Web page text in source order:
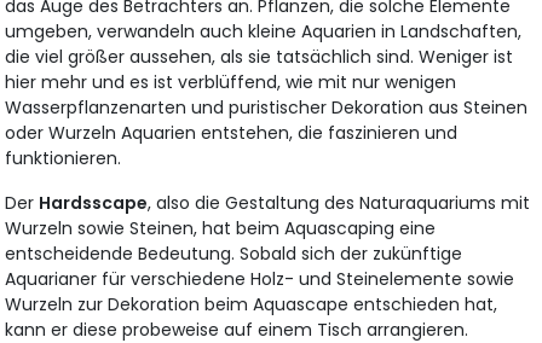
das Auge des Betrachters an. Pflanzen, die solche Elemente
umgeben, verwandeln auch kleine Aquarien in Landschaften,
die viel größer aussehen, als sie tatsächlich sind. Weniger ist
hier mehr und es ist verblüffend, wie mit nur wenigen
Wasserpflanzenarten und puristischer Dekoration aus Steinen
oder Wurzeln Aquarien entstehen, die faszinieren und
funktionieren.
Der Hardsscape, also die Gestaltung des Naturaquariums mit
Wurzeln sowie Steinen, hat beim Aquascaping eine
entscheidende Bedeutung. Sobald sich der zukünftige
Aquarianer für verschiedene Holz- und Steinelemente sowie
Wurzeln zur Dekoration beim Aquascape entschieden hat,
kann er diese probeweise auf einem Tisch arrangieren.